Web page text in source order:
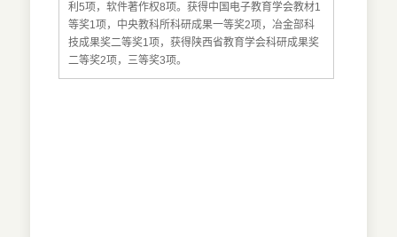
利5项，软件著作权8项。获得中国电子教育学会教材1
等奖1项，中央教科所科研成果一等奖2项，冶金部科
技成果奖二等奖1项，获得陕西省教育学会科研成果奖
二等奖2项，三等奖3项。